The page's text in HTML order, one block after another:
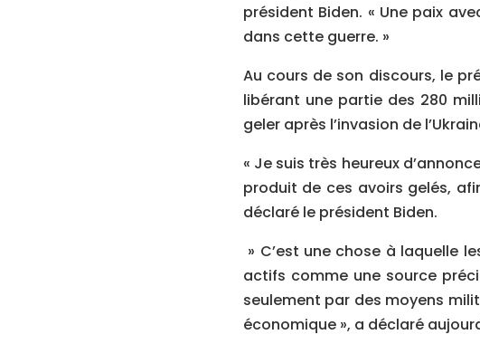
président Biden. « Une paix
dans cette guerre. »
Au cours de son discours, le
libérant une partie des 280
geler après l’invasion de
« Je suis très heureux
produit de ces avoirs gelés,
déclaré le président Biden.
» C’est une chose à laquelle
actifs comme une source
seulement par des moyens
économique », a déclaré